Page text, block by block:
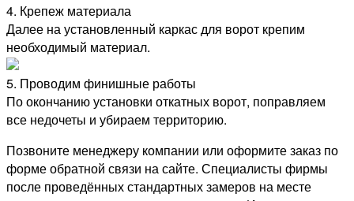
4. Крепеж материала
Далее на установленный каркас для ворот крепим
необходимый материал.
5. Проводим финишные работы
По окончанию установки откатных ворот, поправляем
все недочеты и убираем территорию.
Позвоните менеджеру компании или оформите заказ по
форме обратной связи на сайте. Специалисты фирмы
после проведённых стандартных замеров на месте